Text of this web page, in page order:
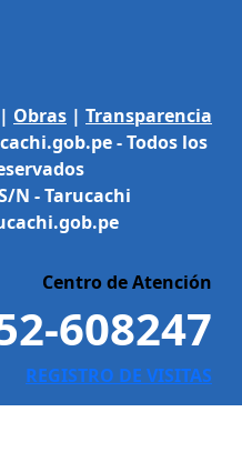
| Obras | Transparencia
- Todos los
N - Tarucachi
Centro de Atención
608247
REGISTRO DE VISITAS